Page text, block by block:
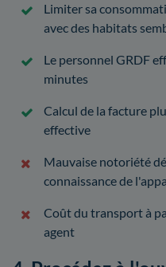
Limiter sa
avec des habitats
Le personnel GRDF
minutes
Calcul de la facture
effective
Mauvaise notoriété
connaissance de
Coût du transport à
agent